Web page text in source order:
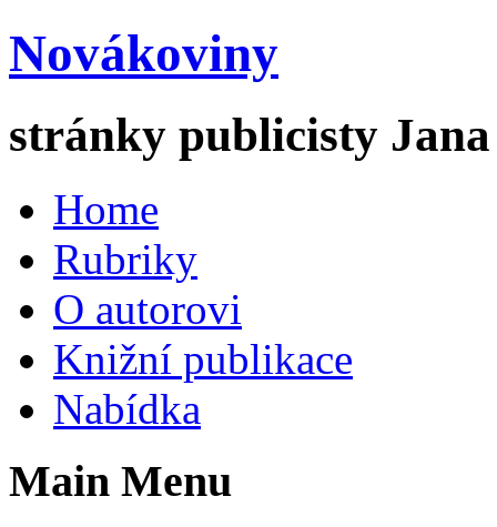
Novákoviny
stránky publicisty
Home
Rubriky
O autorovi
Knižní publikace
Nabídka
Main Menu